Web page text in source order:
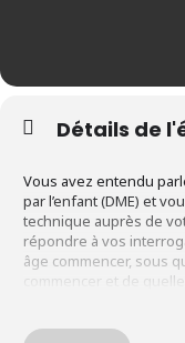
Détails de
Vous avez entendu
par l’enfant (DME) et
technique auprès de
répondre à vos
âge commencer, sous
commencer et de